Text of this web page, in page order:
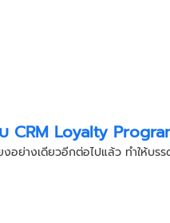
CRM Loyalty
อย่างเดียวอีกต่อไปแล้ว ทำให้บร